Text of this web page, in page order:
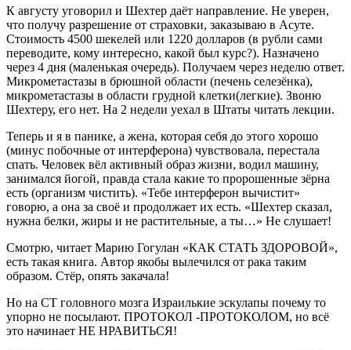
К августу уговорил и Шехтер даёт направление. Не уверен,
что получу разрешение от страховки, заказываю в Асуте.
Стоимость 4500 шекелей или 1220 долларов (в рубли сами
переводите, кому интересно, какой был курс?). Назначено
через 4 дня (маленькая очередь). Получаем через неделю ответ.
Микрометастазы в брюшной области (печень селезёнка),
микрометастазы в области грудной клетки(легкие). Звоню
Шехтеру, его нет. На 2 недели уехал в Штаты читать лекции.
Теперь и я в панике, а жена, которая себя до этого хорошо
(минус побочные от интерферона) чувствовала, перестала
спать. Человек вёл активный образ жизни, водил машину,
занимался йогой, правда стала какие то пророшенные зёрна
есть (организм чистить). «Тебе интерферон вычистит»
говорю, а она за своё и продолжает их есть. «Шехтер сказал,
нужна белки, жиры и не растительные, а ты…» Не слушает!
Смотрю, читает Марию Гогулан «КАК СТАТЬ ЗДОРОВОЙ»,
есть такая книга. Автор якобы вылечился от рака таким
образом. Стёр, опять закачала!
Но на СТ головного мозга Израилькие эскулапы почему то
упорно не посылают. ПРОТОКОЛ -ПРОТОКОЛОМ, но всё
это начинает НЕ НРАВИТЬСЯ!